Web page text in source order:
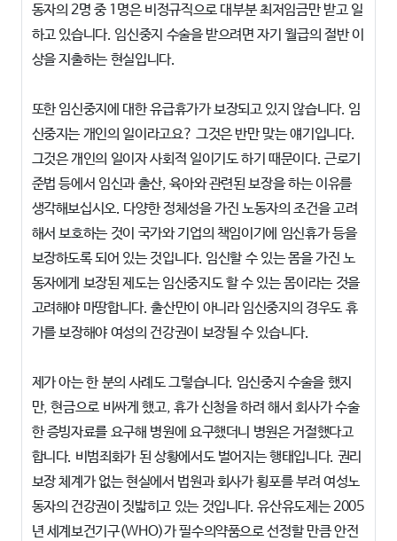
동자의 2명 중 1명은 비정규직으로 대부분 최저임금만 받고 일
하고 있습니다. 임신중지 수술을 받으려면 자기 월급의 절반 이
상을 지출하는 현실입니다.
또한 임신중지에 대한 유급휴가가 보장되고 있지 않습니다. 임
신중지는 개인의 일이라고요? 그것은 반만 맞는 얘기입니다.
그것은 개인의 일이자 사회적 일이기도 하기 때문이다. 근로기
준법 등에서 임신과 출산, 육아와 관련된 보장을 하는 이유를
생각해보십시오. 다양한 정체성을 가진 노동자의 조건을 고려
해서 보호하는 것이 국가와 기업의 책임이기에 임신휴가 등을
보장하도록 되어 있는 것입니다. 임신할 수 있는 몸을 가진 노
동자에게 보장된 제도는 임신중지도 할 수 있는 몸이라는 것을
고려해야 마땅합니다. 출산만이 아니라 임신중지의 경우도 휴
가를 보장해야 여성의 건강권이 보장될 수 있습니다.
제가 아는 한 분의 사례도 그렇습니다. 임신중지 수술을 했지
만, 현금으로 비싸게 했고, 휴가 신청을 하려 해서 회사가 수술
한 증빙자료를 요구해 병원에 요구했더니 병원은 거절했다고
합니다. 비범죄화가 된 상황에서도 벌어지는 행태입니다. 권리
보장 체계가 없는 현실에서 법원과 회사가 횡포를 부려 여성노
동자의 건강권이 짓밟히고 있는 것입니다. 유산유도제는 2005
년 세계보건기구(WHO)가 필수의약품으로 선정할 만큼 안전